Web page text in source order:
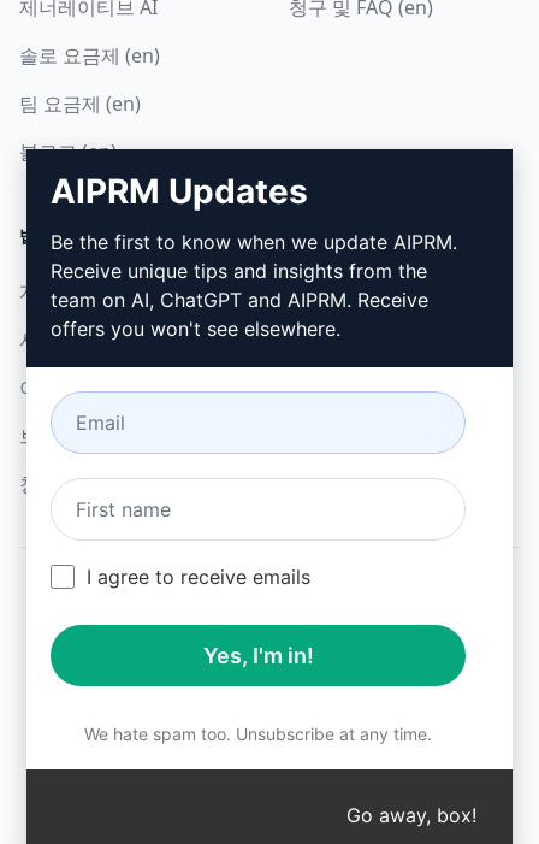
제너레이티브 AI
솔로 요금제 (en)
팀 요금제 (en)
블로그 (en)
청구 및 FAQ (en)
법률
개인정보 보호정책 (en)
사용 제한 정책 (en)
이용 약관 (en)
브라우저 확장 약관 (en)
청구 약관 (en)
다운로드
설치 방법
Google 크롬
Microsoft Edge
All logos, trademarks, and registered trademarks are the
property of their respective owners.
AIPRM and other related brand names are registered
laws.
Unauthorized trademark use is prohibited, and may be a
violation of federal and state trademark laws. ↑
AIPRM Updates
Be the first to know when we update AIPRM.
Receive unique tips and insights from the
team on AI, ChatGPT and AIPRM. Receive
offers you won't see elsewhere.
I agree to receive emails
Yes, I'm in!
We hate spam too. Unsubscribe at any time.
Go away, box!